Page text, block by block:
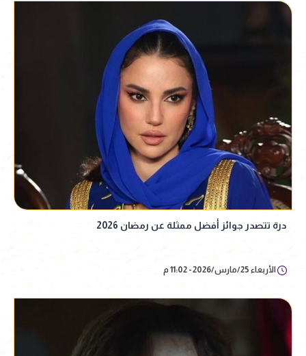
درة تتصدر جوائز أفضل ممثلة عن رمضان 2026
الأربعاء 25/مارس/2026 - 11:02 م